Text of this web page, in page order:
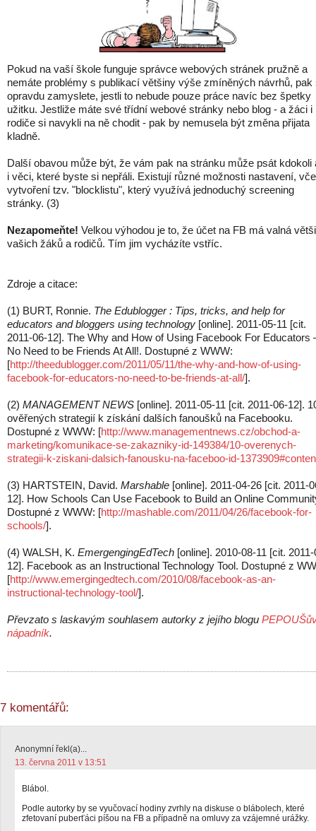
Pokud na vaší škole funguje správce webových stránek pružně a
nemáte problémy s publikací většiny výše zmíněných návrhů, pak
opravdu zamyslete, jestli to nebude pouze práce navíc bez špetky
užitku. Jestliže máte své třídní webové stránky nebo blog - a žáci i
rodiče si navykli na ně chodit - pak by nemusela být změna přijata
kladně.
Další obavou může být, že vám pak na stránku může psát kdokoli
i věci, které byste si nepřáli. Existují různé možnosti nastavení,
vytvoření tzv. "blocklistu", který využívá jednoduchý screening
stránky. (3)
Nezapomeňte! Velkou výhodou je to, že účet na FB má valná
vašich žáků a rodičů. Tím jim vycházíte vstříc.
Zdroje a citace:
(1) BURT, Ronnie. The Edublogger : Tips, tricks, and help for
educators and bloggers using technology [online]. 2011-05-11 [cit.
2011-06-12]. The Why and How of Using Facebook For Educators
No Need to be Friends At All!. Dostupné z WWW:
[http://theedublogger.com/2011/05/11/the-why-and-how-of-using-
facebook-for-educators-no-need-to-be-friends-at-all/].
(2) MANAGEMENT NEWS [online]. 2011-05-11 [cit. 2011-06-12].
ověřených strategií k získání dalších fanoušků na Facebooku.
Dostupné z WWW: [http://www.managementnews.cz/obchod-a-
marketing/komunikace-se-zakazniky-id-149384/10-overenych-
strategii-k-ziskani-dalsich-fanousku-na-faceboo-id-
(3) HARTSTEIN, David. Marshable [online]. 2011-04-26 [cit. 2011-
12]. How Schools Can Use Facebook to Build an Online
Dostupné z WWW: [http://mashable.com/2011/04/26/facebook-for-
schools/].
(4) WALSH, K. EmergengingEdTech [online]. 2010-08-11 [cit.
12]. Facebook as an Instructional Technology Tool. Dostupné z
[http://www.emergingedtech.com/2010/08/facebook-as-an-
instructional-technology-tool/].
Převzato s laskavým souhlasem autorky z jejího blogu
nápadník.
7 komentářů:
Anonymní řekl(a)...
13. června 2011 v 13:51
Blábol.
Podle autorky by se vyučovací hodiny zvrhly na diskuse o blábolech, které
zfetovaní puberťáci píšou na FB a případně na omluvy za vzájemné urážky.